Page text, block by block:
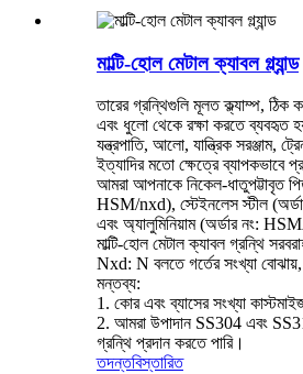
মাল্টি-হোল মেটাল ক্যাবল গ্ল্যান্ড
তারের গ্রন্থিগুলি মূলত ক্ল্যাম্প, ঠিক
এবং ধুলো থেকে রক্ষা করতে ব্যবহৃত
যন্ত্রপাতি, আলো, যান্ত্রিক সরঞ্জাম,
ইত্যাদির মতো ক্ষেত্রে ব্যাপকভাবে
আমরা আপনাকে নিকেল-ধাতুপট্টাবৃত
HSM/nxd), স্টেইনলেস স্টীল
এবং অ্যালুমিনিয়াম (অর্ডার নং:
মাল্টি-হোল মেটাল ক্যাবল গ্রন্থি
Nxd: N বলতে গর্তের সংখ্যা
মন্তব্য:
1. কোর এবং ব্যাসের সংখ্যা
2. আমরা উপাদান SS304 এবং
গ্রন্থি প্রদান করতে পারি।
তদন্তবিস্তারিত